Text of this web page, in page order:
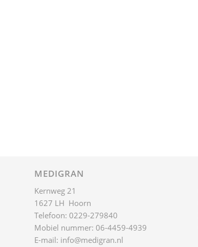
MEDIGRAN
Kernweg 21
1627 LH Hoorn
Telefoon: 0229-279840
Mobiel nummer: 06-4459-4939
E-mail: info@medigran.nl